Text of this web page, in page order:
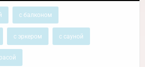
с балконом
с эркером с сауной